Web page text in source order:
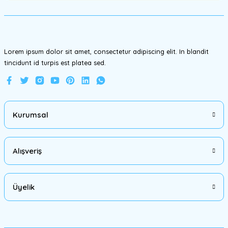
Lorem ipsum dolor sit amet, consectetur adipiscing elit. In blandit
tincidunt id turpis est platea sed.
Kurumsal
Alışveriş
Üyelik